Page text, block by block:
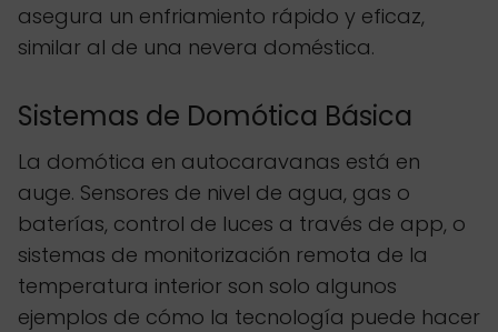
asegura un enfriamiento rápido y eficaz,
similar al de una nevera doméstica.
Sistemas de Domótica Básica
La domótica en autocaravanas está en
auge. Sensores de nivel de agua, gas o
baterías, control de luces a través de app, o
sistemas de monitorización remota de la
temperatura interior son solo algunos
ejemplos de cómo la tecnología puede hacer